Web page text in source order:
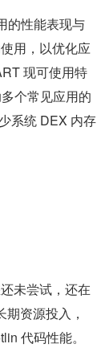
的性能表现与
用，以优化应
现可使用特
个常见应用的
系统 DEX 内存
未尝试，还在
资源投入，
代码性能。